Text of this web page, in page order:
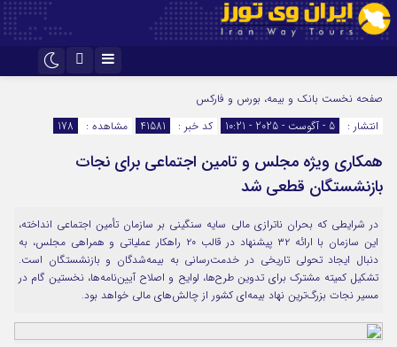
اینستاگرام
صفحه نخست بانک و بیمه، بورس و فارکس
انتشار :
5 - آگوست - 2025 - 10:21 کد خبر : 41581 مشاهده : 178
همکاری ویژه مجلس و تامین اجتماعی برای نجات
بازنشستگان قطعی شد
در شرایطی که بحران ناترازی مالی سایه سنگینی بر سازمان تأمین اجتماعی انداخته،
این سازمان با ارائه ۳۲ پیشنهاد در قالب ۲۰ راهکار عملیاتی و همراهی مجلس، به
دنبال ایجاد تحولی تاریخی در خدمت‌رسانی به بیمه‌شدگان و بازنشستگان است.
تشکیل کمیته مشترک برای تدوین طرح‌ها، لوایح و اصلاح آیین‌نامه‌ها، نخستین گام در
مسیر نجات بزرگ‌ترین نهاد بیمه‌ای کشور از چالش‌های مالی خواهد بود.